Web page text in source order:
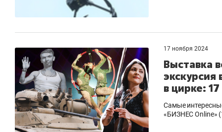
17 ноября 2024
Выставка
в цирке:
Самые
«БИЗНЕС Online»